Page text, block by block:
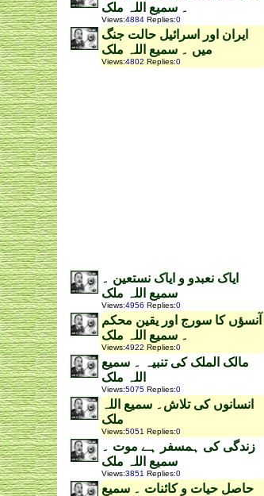
۔ سمیع اللہ ملک
Views:4884 Replies:0
ایران اور اسرائیل حالت جنگ
میں ۔ سمیع اللہ ملک
Views:4802 Replies:0
ایاک نعبدو و ایاک نستعین ۔
سمیع اللہ ملک
Views:4956 Replies:0
آنسؤں کا سورج اور یقین محکم
۔ سمیع اللہ ملک
Views:4922 Replies:0
مالک الملک کی تنبیہ ۔ سمیع
اللہ ملک
Views:5075 Replies:0
انسانوں کی تلاش۔ سمیع اللہ
ملک
Views:5051 Replies:0
زندگی کی ہمسفر ہے موت ۔
سمیع اللہ ملک
Views:3851 Replies:0
حاصل حیات و کائنات ۔ سمیع